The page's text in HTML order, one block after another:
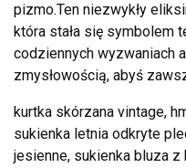
pizmo.Ten niezwykły
która stała się symbolem
codziennych wyzwaniach
zmysłowością, abyś
kurtka skórzana vintage,
sukienka letnia odkryte
jesienne, sukienka bluza